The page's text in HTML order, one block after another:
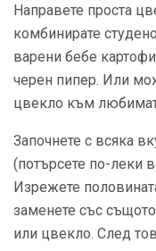
Направете проста
комбинирате
варени бебе
черен пипер. Или
цвекло към
Започнете с всяка
(потърсете по-леки
Изрежете
заменете със
или цвекло. След